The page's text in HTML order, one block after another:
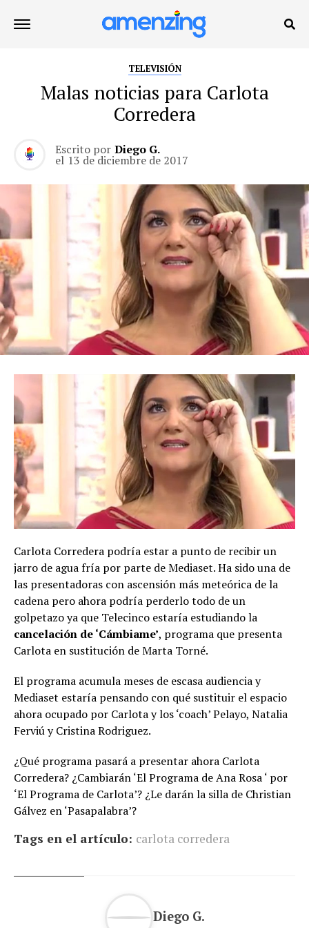
TELEVISIÓN
Malas noticias para Carlota
Corredera
Escrito por Diego G.
el 13 de diciembre de 2017
Carlota Corredera podría estar a punto de recibir un
jarro de agua fría por parte de Mediaset. Ha sido una de
las presentadoras con ascensión más meteórica de la
cadena pero ahora podría perderlo todo de un
golpetazo ya que Telecinco estaría estudiando la
cancelación de ‘Cámbiame’, programa que presenta
Carlota en sustitución de Marta Torné.
El programa acumula meses de escasa audiencia y
Mediaset estaría pensando con qué sustituir el espacio
ahora ocupado por Carlota y los ‘coach’ Pelayo, Natalia
Ferviú y Cristina Rodriguez.
¿Qué programa pasará a presentar ahora Carlota
Corredera? ¿Cambiarán ‘El Programa de Ana Rosa ‘ por
‘El Programa de Carlota’? ¿Le darán la silla de Christian
Gálvez en ‘Pasapalabra’?
Tags en el artículo: carlota corredera
Diego G.